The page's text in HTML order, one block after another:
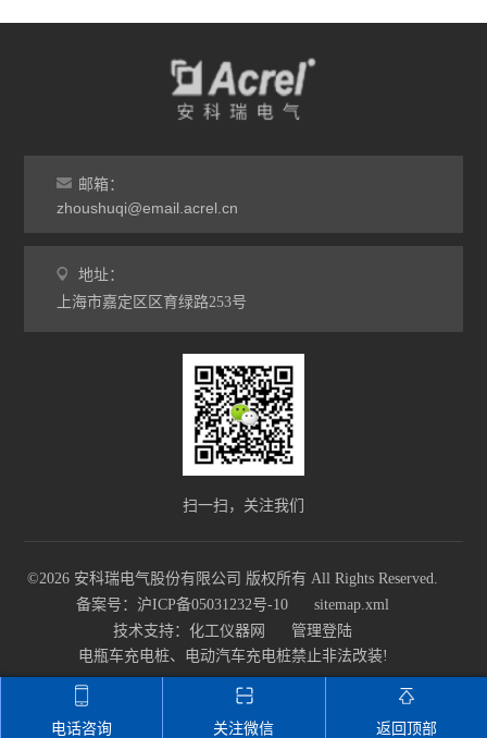
邮箱：
zhoushuqi@email.acrel.cn
地址：
上海市嘉定区区育绿路253号
扫一扫，关注我们
©2026 安科瑞电气股份有限公司 版权所有 All Rights Reserved.
备案号：沪ICP备05031232号-10
sitemap.xml
技术支持： 化工仪器网
管理登陆
电瓶车充电桩、电动汽车充电桩禁止非法改装!
电话咨询 关注微信 返回顶部